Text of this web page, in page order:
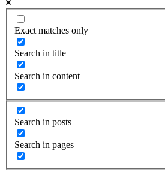
Exact matches only
Search in title
Search in content
Search in posts
Search in pages